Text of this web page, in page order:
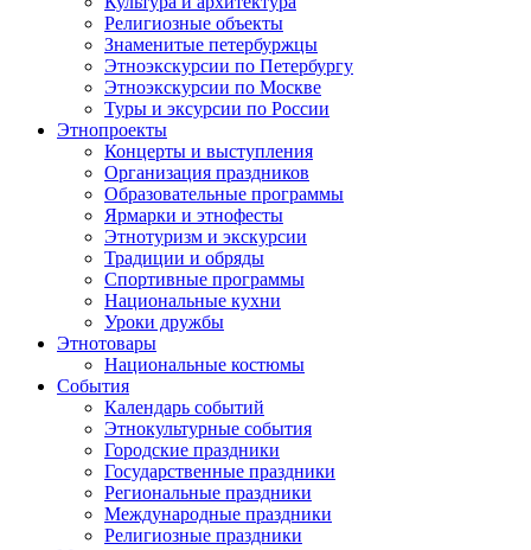
Религиозные объекты
Знаменитые петербуржцы
Этноэкскурсии по Петербургу
Этноэкскурсии по Москве
Туры и эксурсии по России
Этнопроекты
Концерты и выступления
Организация праздников
Образовательные программы
Ярмарки и этнофесты
Этнотуризм и экскурсии
Традиции и обряды
Спортивные программы
Национальные кухни
Уроки дружбы
Этнотовары
Национальные костюмы
События
Календарь событий
Этнокультурные события
Городские праздники
Государственные праздники
Региональные праздники
Международные праздники
Религиозные праздники